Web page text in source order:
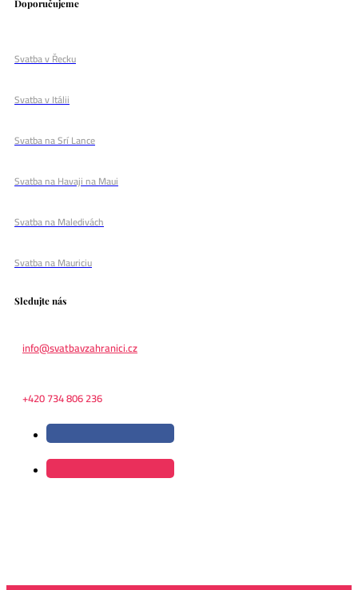
Doporučujeme
Svatba v Řecku
Svatba v Itálii
Svatba na Srí Lance
Svatba na Havaji na Maui
Svatba na Maledivách
Svatba na Mauriciu
Sledujte nás
info@svatbavzahranici.cz
+420 734 806 236